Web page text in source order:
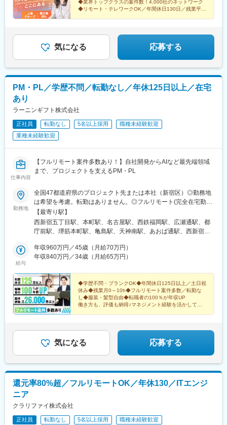
キューブ博多駅前
◆業界トップクラスの案件数！4,000社のネットワーク
◆リモート・テレワークOK／年間休日130日／残業平均
気になる 応募する
PM・PL／学歴不問／転勤なし／年休125日以上／在宅
あり
ラーニンギフト株式会社
正社員 転勤なし 5名以上採用
職種未経験歓迎
業種未経験歓迎
仕事内容
【フルリモート案件多数あり！】自社開発からAIなど最先端領域
まで、プロジェクトを支えるPM・PL
勤務地
全国47都道府県のプロジェクト先または本社（新宿区）◎勤務地
は希望を考慮。転勤はありません。◎フルリモート(完全在宅勤
務）多数あります。◎転職時にお引越しをご検討の際には引越し
費用または住宅手当（規定有）が支給されます。＜主要プロジェ
クト先＞東京都、神奈川県、千葉県、埼玉県、大阪府、兵庫県、
岡県、岡山県＜アクセス＞本社都営大江戸線「西新宿五丁目駅」
より徒歩3分都営丸ノ内線「西新宿駅」より徒歩9分大阪支社大阪
トロ御堂筋線、中央線「堺筋本町駅」より徒歩4分福岡支社市営地
下鉄空港線「天神駅」より徒歩7分市営地下鉄七隈線「天神南駅」
より徒歩4分名古屋支社JR東海道線、地下鉄東山線、桜通線「名
古屋駅」より徒歩5分仙台支社JR東北本線、常磐線、仙山線、仙
石線、仙台市地下鉄南北線、東西線「仙台駅」より徒歩5分市営地
なります。
【最寄り駅】
西新宿五丁目駅、本町駅、名古屋駅、西鉄福岡駅、広瀬通駅、都
庁前駅、堺筋本町駅、亀島駅、天神南駅、あおば通駅、西新宿
給与
年収960万円／45歳（月給70万円）
年収840万円／34歳（月給65万円）
◆学歴不問・ブランクOK◆年間休日125日以上／土日祝
休み◆残業月0～10h◆フルリモート案件多数／転勤な
し◆服装・髪型自由◆転職者の100％が年収UP
働き方も、評価も納得♪マネジメント経験を活かして、
気になる 応募する
還元率80%超／フルリモートOK／年休130／ITエンジ
ニア
クラリファイ株式会社
正社員 転勤なし 5名以上採用
職種未経験歓迎